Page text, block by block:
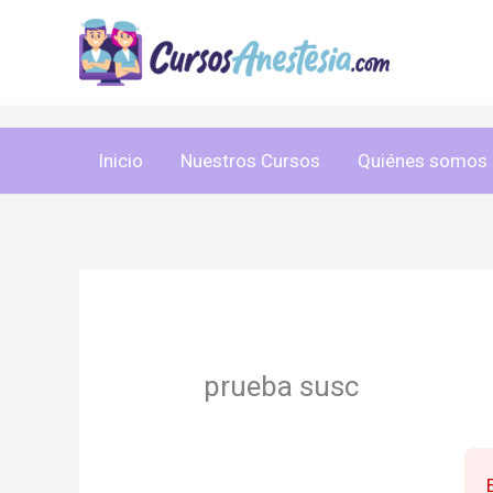
contenido
Inicio Nuestros Cursos Quiénes somos
prueba susc